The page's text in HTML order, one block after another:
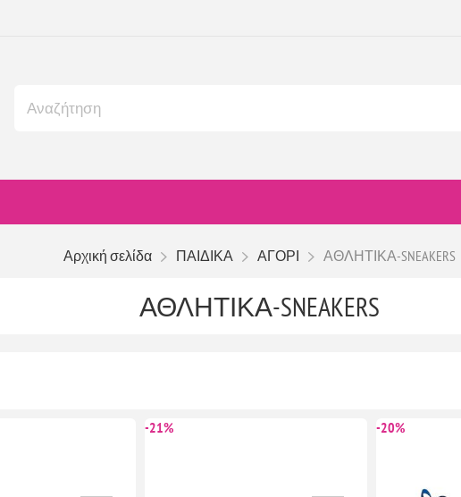
Αρχική σελίδα ΠΑΙΔΙΚΑ ΑΓΟΡΙ ΑΘΛΗΤΙΚΑ-SNEAKERS
ΑΘΛΗΤΙΚΑ-SNEAKERS
-21% -20%